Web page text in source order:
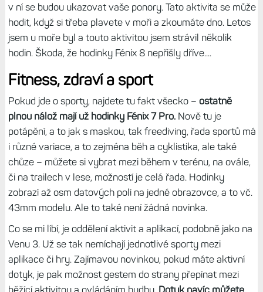
v ní se budou ukazovat vaše ponory. Tato aktivita se může
hodit, když si třeba plavete v moři a zkoumáte dno. Letos
jsem u moře byl a touto aktivitou jsem strávil několik
hodin. Škoda, že hodinky Fénix 8 nepřišly dříve....
Fitness, zdraví a sport
Pokud jde o sporty, najdete tu fakt všecko – ostatně
plnou nálož mají už hodinky Fénix 7 Pro.Nově tu je
potápění, a to jak s maskou, tak freediving, řada sportů má
i různé variace, a to zejména běh a cyklistika, ale také
chůze – můžete si vybrat mezi během v terénu, na ovále,
či na trailech v lese, možností je celá řada. Hodinky
zobrazí až osm datových polí na jedné obrazovce, a to vč.
43mm modelu. Ale to také není žádná novinka.
Co se mi líbí, je oddělení aktivit a aplikací, podobně jako na
Venu 3. Už se tak nemíchají jednotlivé sporty mezi
aplikace či hry. Zajímavou novinkou, pokud máte aktivní
dotyk, je pak možnost gestem do strany přepínat mezi